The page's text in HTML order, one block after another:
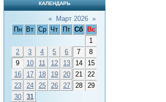
КАЛЕНДАРЬ
« Март 2026 »
Пн
Вт Ср Чт Пт Сб
Вс
1
2
3 4 5 6 7
8
9
10 11 12 13 14
15
16
17 18 19 20 21
22
23
24 25 26 27 28
29
30
31